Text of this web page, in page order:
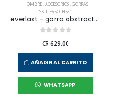
HOMBRE,ACCESORIOS,GORRAS
SKU: EV5CCN561
everlast - gorra abstract para hombre
C$ 629.00
AÑADIR AL CARRITO
WHATSAPP